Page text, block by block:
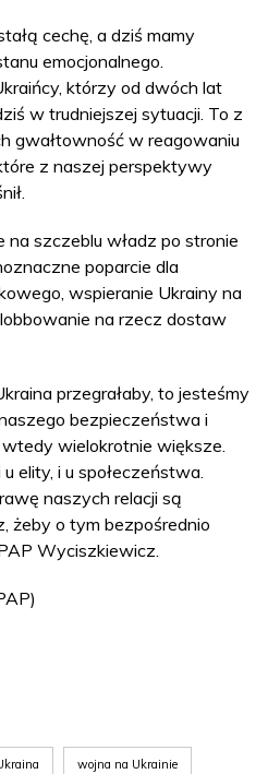
cechę, a dziś mamy
emocjonalnego.
którzy od dwóch lat
w trudniejszej sytuacji. To z
gwałtowność w reagowaniu
z naszej perspektywy
na szczeblu władz po stronie
poparcie dla
wspieranie Ukrainy na
na rzecz dostaw
przegrałaby, to jesteśmy
bezpieczeństwa i
wielokrotnie większe.
elity, i u społeczeństwa.
naszych relacji są
o tym bezpośrednio
Wyciszkiewicz.
wojna na Ukrainie